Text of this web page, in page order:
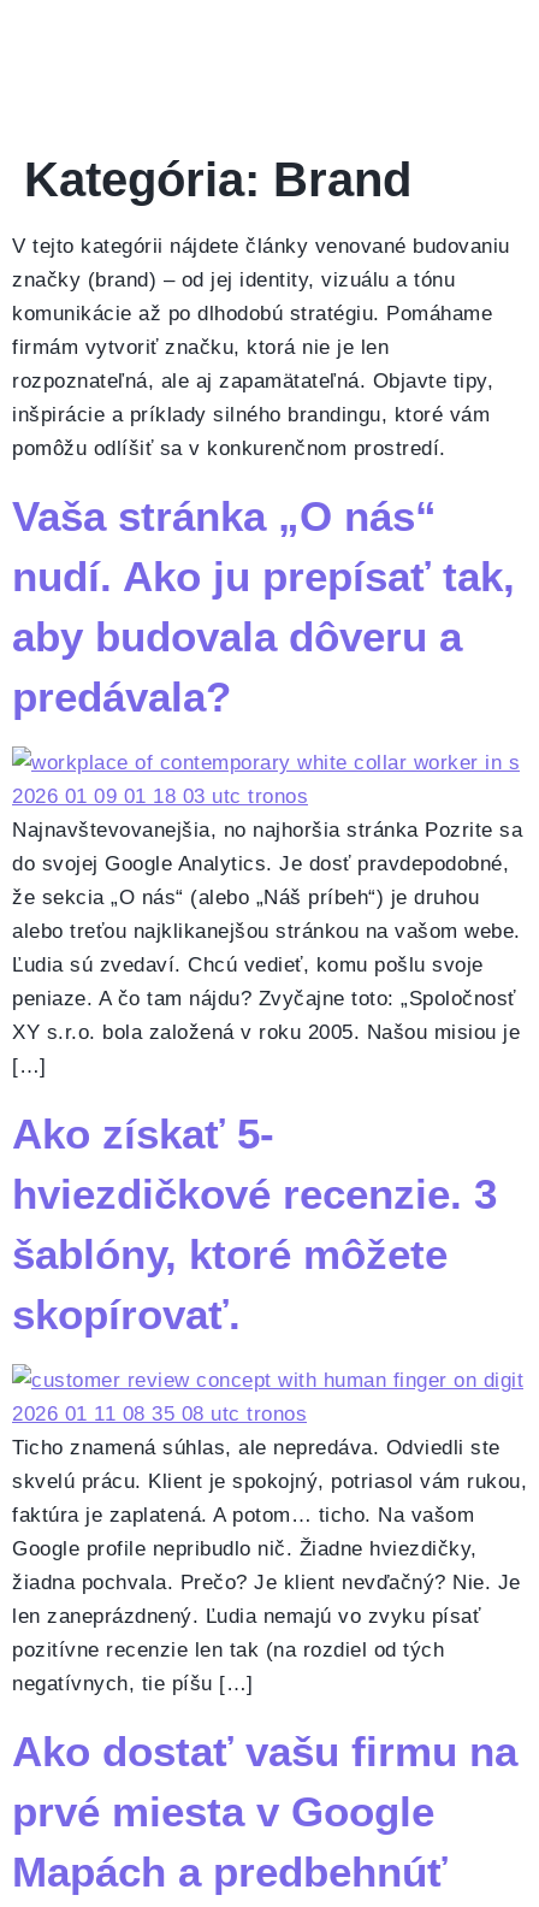
Kategória: Brand
V tejto kategórii nájdete články venované budovaniu
značky (brand) – od jej identity, vizuálu a tónu
komunikácie až po dlhodobú stratégiu. Pomáhame
firmám vytvoriť značku, ktorá nie je len
rozpoznateľná, ale aj zapamätateľná. Objavte tipy,
inšpirácie a príklady silného brandingu, ktoré vám
pomôžu odlíšiť sa v konkurenčnom prostredí.
Vaša stránka „O nás“
nudí. Ako ju prepísať tak,
aby budovala dôveru a
predávala?
Najnavštevovanejšia, no najhoršia stránka Pozrite sa
do svojej Google Analytics. Je dosť pravdepodobné,
že sekcia „O nás“ (alebo „Náš príbeh“) je druhou
alebo treťou najklikanejšou stránkou na vašom webe.
Ľudia sú zvedaví. Chcú vedieť, komu pošlu svoje
peniaze. A čo tam nájdu? Zvyčajne toto: „Spoločnosť
XY s.r.o. bola založená v roku 2005. Našou misiou je
[…]
Ako získať 5-
hviezdičkové recenzie. 3
šablóny, ktoré môžete
skopírovať.
Ticho znamená súhlas, ale nepredáva. Odviedli ste
skvelú prácu. Klient je spokojný, potriasol vám rukou,
faktúra je zaplatená. A potom… ticho. Na vašom
Google profile nepribudlo nič. Žiadne hviezdičky,
žiadna pochvala. Prečo? Je klient nevďačný? Nie. Je
len zaneprázdnený. Ľudia nemajú vo zvyku písať
pozitívne recenzie len tak (na rozdiel od tých
negatívnych, tie píšu […]
Ako dostať vašu firmu na
prvé miesta v Google
Mapách a predbehnúť